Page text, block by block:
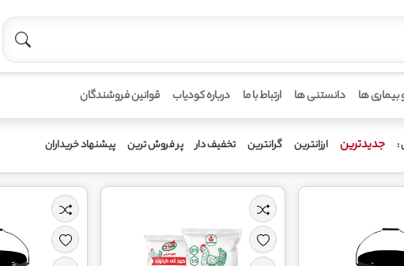
بیماری ها دانستنی ها ارتباط با ما درباره کودیاب قوانین فروشندگان
: جدیدترین ارزانترین گرانترین تخفیف دار پر فروش ترین پیشنهاد خریداران